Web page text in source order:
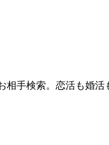
相手検索。恋活も婚活